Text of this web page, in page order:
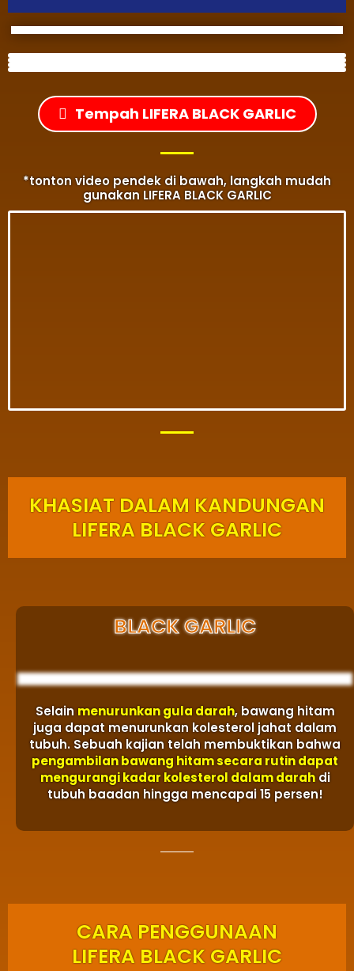
Tempah LIFERA BLACK GARLIC
*tonton video pendek di bawah, langkah mudah
gunakan LIFERA BLACK GARLIC
KHASIAT DALAM KANDUNGAN
LIFERA BLACK GARLIC
BLACK GARLIC
Selainmenurunkan gula darah, bawang hitam
juga dapat menurunkan kolesterol jahat dalam
tubuh. Sebuah kajian telah membuktikan bahwa
pengambilan bawang hitam secara rutin dapat
mengurangi kadar kolesterol dalam darahdi
tubuh baadan hingga mencapai 15 persen!
CARA PENGGUNAAN
LIFERA BLACK GARLIC